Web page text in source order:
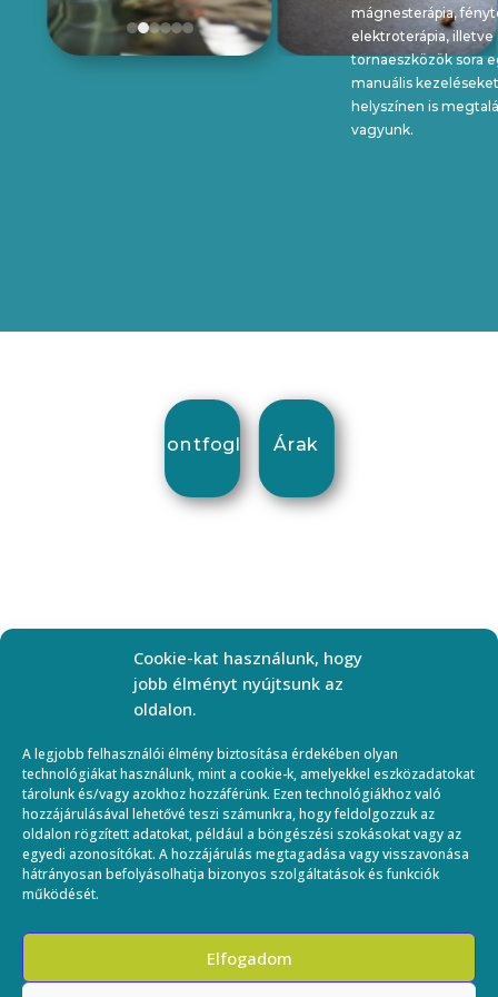
Cookie-kat használunk, hogy
jobb élményt nyújtsunk az
oldalon.
A legjobb felhasználói élmény biztosítása érdekében olyan
technológiákat használunk, mint a cookie-k, amelyekkel eszközadatokat
tárolunk és/vagy azokhoz hozzáférünk. Ezen technológiákhoz való
hozzájárulásával lehetővé teszi számunkra, hogy feldolgozzuk az
oldalon rögzített adatokat, például a böngészési szokásokat vagy az
egyedi azonosítókat. A hozzájárulás megtagadása vagy visszavonása
hátrányosan befolyásolhatja bizonyos szolgáltatások és funkciók
működését.
Elfogadom
mágnesterápia,
elektroterápia, illetve
tornaeszközök sora
manuális
helyszínen is
vagyunk.
IdőpontfoglalásÁrak
Elérhetőség
Email:
ebfizio.hu@gmail.com,
info@ebfizio.hu
Cím:1048 Falemez
FeliCaVet Állatkórház)
Írj
nekünk